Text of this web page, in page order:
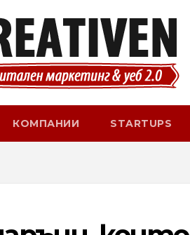
КОМПАНИИ STARTUPS